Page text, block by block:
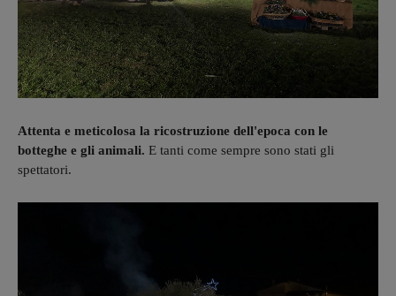
Attenta e meticolosa la ricostruzione dell'epoca con le
botteghe e gli animali. E tanti come sempre sono stati gli
spettatori.